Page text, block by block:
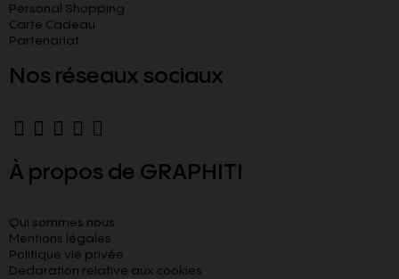
Personal Shopping
Carte Cadeau
Partenariat
Nos réseaux sociaux
À propos de GRAPHITI
Qui sommes nous
Mentions légales
Politique vie privée
Declaration relative aux cookies​